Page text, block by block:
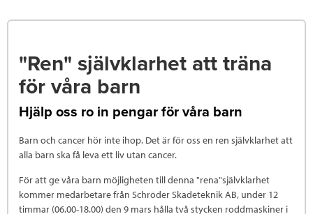
"Ren" självklarhet att träna
för våra barn
Hjälp oss ro in pengar för våra barn
Barn och cancer hör inte ihop. Det är för oss en ren självklarhet att
alla barn ska få leva ett liv utan cancer.
För att ge våra barn möjligheten till denna "rena"självklarhet
kommer medarbetare från Schröder Skadeteknik AB, under 12
timmar (06.00-18.00) den 9 mars hålla två stycken roddmaskiner i